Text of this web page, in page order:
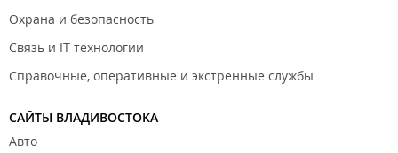
Охрана и безопасность
Связь и IT технологии
Справочные, оперативные и экстренные службы
САЙТЫ ВЛАДИВОСТОКА
Авто